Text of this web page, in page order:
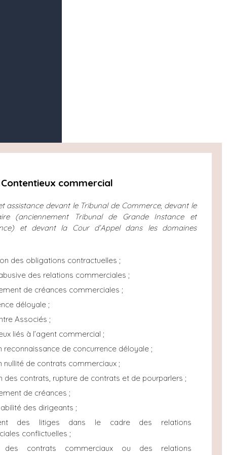
Contentieux commercial
assistance devant le Tribunal de Commerce, devant le
(anciennement Tribunal de Grande Instance et
et devant la Cour d’Appel dans les domaines
des obligations contractuelles ;
des relations commerciales ;
de créances commerciales ;
déloyale ;
Associés ;
liés à l’agent commercial ;
reconnaissance de concurrence déloyale ;
nullité de contrats commerciaux ;
des contrats, rupture de contrats et de pourparlers ;
de créances ;
des dirigeants ;
des litiges dans le cadre des relations
conflictuelles ;
des contrats commerciaux ou des relations